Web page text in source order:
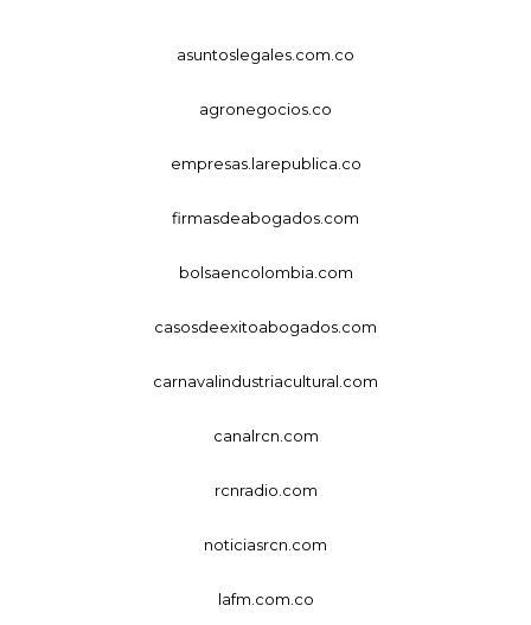
asuntoslegales.com.co
agronegocios.co
empresas.larepublica.co
firmasdeabogados.com
bolsaencolombia.com
casosdeexitoabogados.com
carnavalindustriacultural.com
canalrcn.com
rcnradio.com
noticiasrcn.com
lafm.com.co